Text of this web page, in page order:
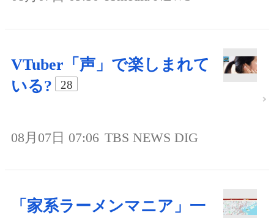
VTuber「声」で楽しまれて
いる?
28
08月07日 07:06 TBS NEWS DIG
「家系ラーメンマニア」一